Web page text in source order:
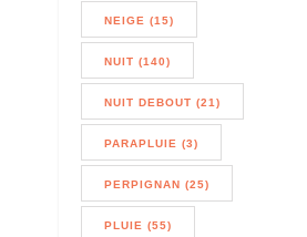
NEIGE (15)
NUIT (140)
NUIT DEBOUT (21)
PARAPLUIE (3)
PERPIGNAN (25)
PLUIE (55)